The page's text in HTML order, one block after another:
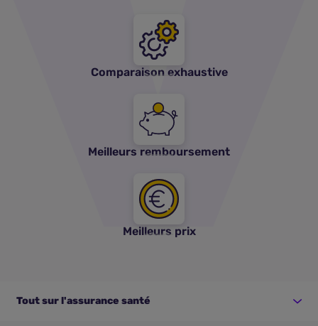
Comparaison exhaustive
Meilleurs remboursement
Meilleurs prix
Tout sur l'assurance santé